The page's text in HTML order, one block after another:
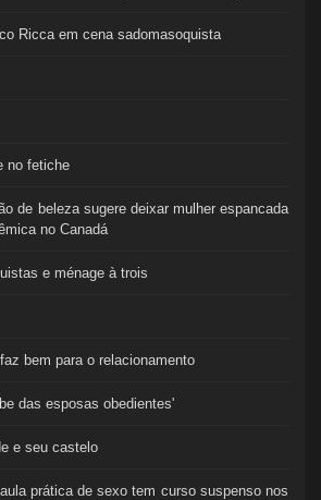
Ricca em cena sadomasoquista
no fetiche
de beleza sugere deixar mulher espancada
no Canadá
e ménage à trois
bem para o relacionamento
das esposas obedientes'
e seu castelo
prática de sexo tem curso suspenso nos